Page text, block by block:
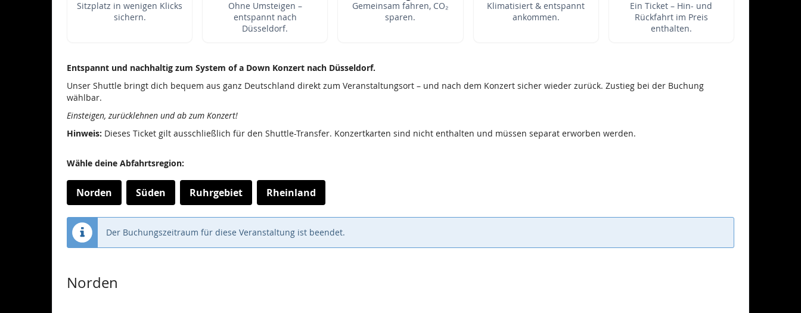
Sitzplatz in wenigen Klicks
sichern.
Ohne Umsteigen –
entspannt nach
Düsseldorf.
Gemeinsam fahren, CO₂
sparen.
Klimatisiert & entspannt
ankommen.
Ein Ticket – Hin- und
Rückfahrt im Preis
enthalten.
Entspannt und nachhaltig zum System of a Down Konzert nach Düsseldorf.
Unser Shuttle bringt dich bequem aus ganz Deutschland direkt zum Veranstaltungsort – und nach dem Konzert sicher wieder zurück. Zustieg bei der Buchung
wählbar.
Einsteigen, zurücklehnen und ab zum Konzert!
Hinweis: Dieses Ticket gilt ausschließlich für den Shuttle-Transfer. Konzertkarten sind nicht enthalten und müssen separat erworben werden.
Wähle deine Abfahrtsregion:
Norden Süden Ruhrgebiet Rheinland
Der Buchungszeitraum für diese Veranstaltung ist beendet.
Produkte
Norden